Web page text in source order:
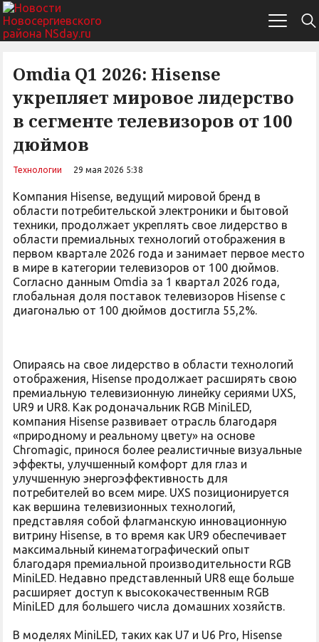
Omdia Q1 2026: Hisense
укрепляет мировое лидерство
в сегменте телевизоров от 100
дюймов
Технологии 29 мая 2026 5:38
Компания Hisense, ведущий мировой бренд в
области потребительской электроники и бытовой
техники, продолжает укреплять свое лидерство в
области премиальных технологий отображения в
первом квартале 2026 года и занимает первое место
в мире в категории телевизоров от 100 дюймов.
Согласно данным Omdia за 1 квартал 2026 года,
глобальная доля поставок телевизоров Hisense с
диагональю от 100 дюймов достигла 55,2%.
Опираясь на свое лидерство в области технологий
отображения, Hisense продолжает расширять свою
премиальную телевизионную линейку сериями UXS,
UR9 и UR8. Как родоначальник RGB MiniLED,
компания Hisense развивает отрасль благодаря
«природному и реальному цвету» на основе
Chromagic, принося более реалистичные визуальные
эффекты, улучшенный комфорт для глаз и
улучшенную энергоэффективность для
потребителей во всем мире. UXS позиционируется
как вершина телевизионных технологий,
представляя собой флагманскую инновационную
витрину Hisense, в то время как UR9 обеспечивает
максимальный кинематографический опыт
благодаря премиальной производительности RGB
MiniLED. Недавно представленный UR8 еще больше
расширяет доступ к высококачественным RGB
MiniLED для большего числа домашних хозяйств.
В моделях MiniLED, таких как U7 и U6 Pro, Hisense